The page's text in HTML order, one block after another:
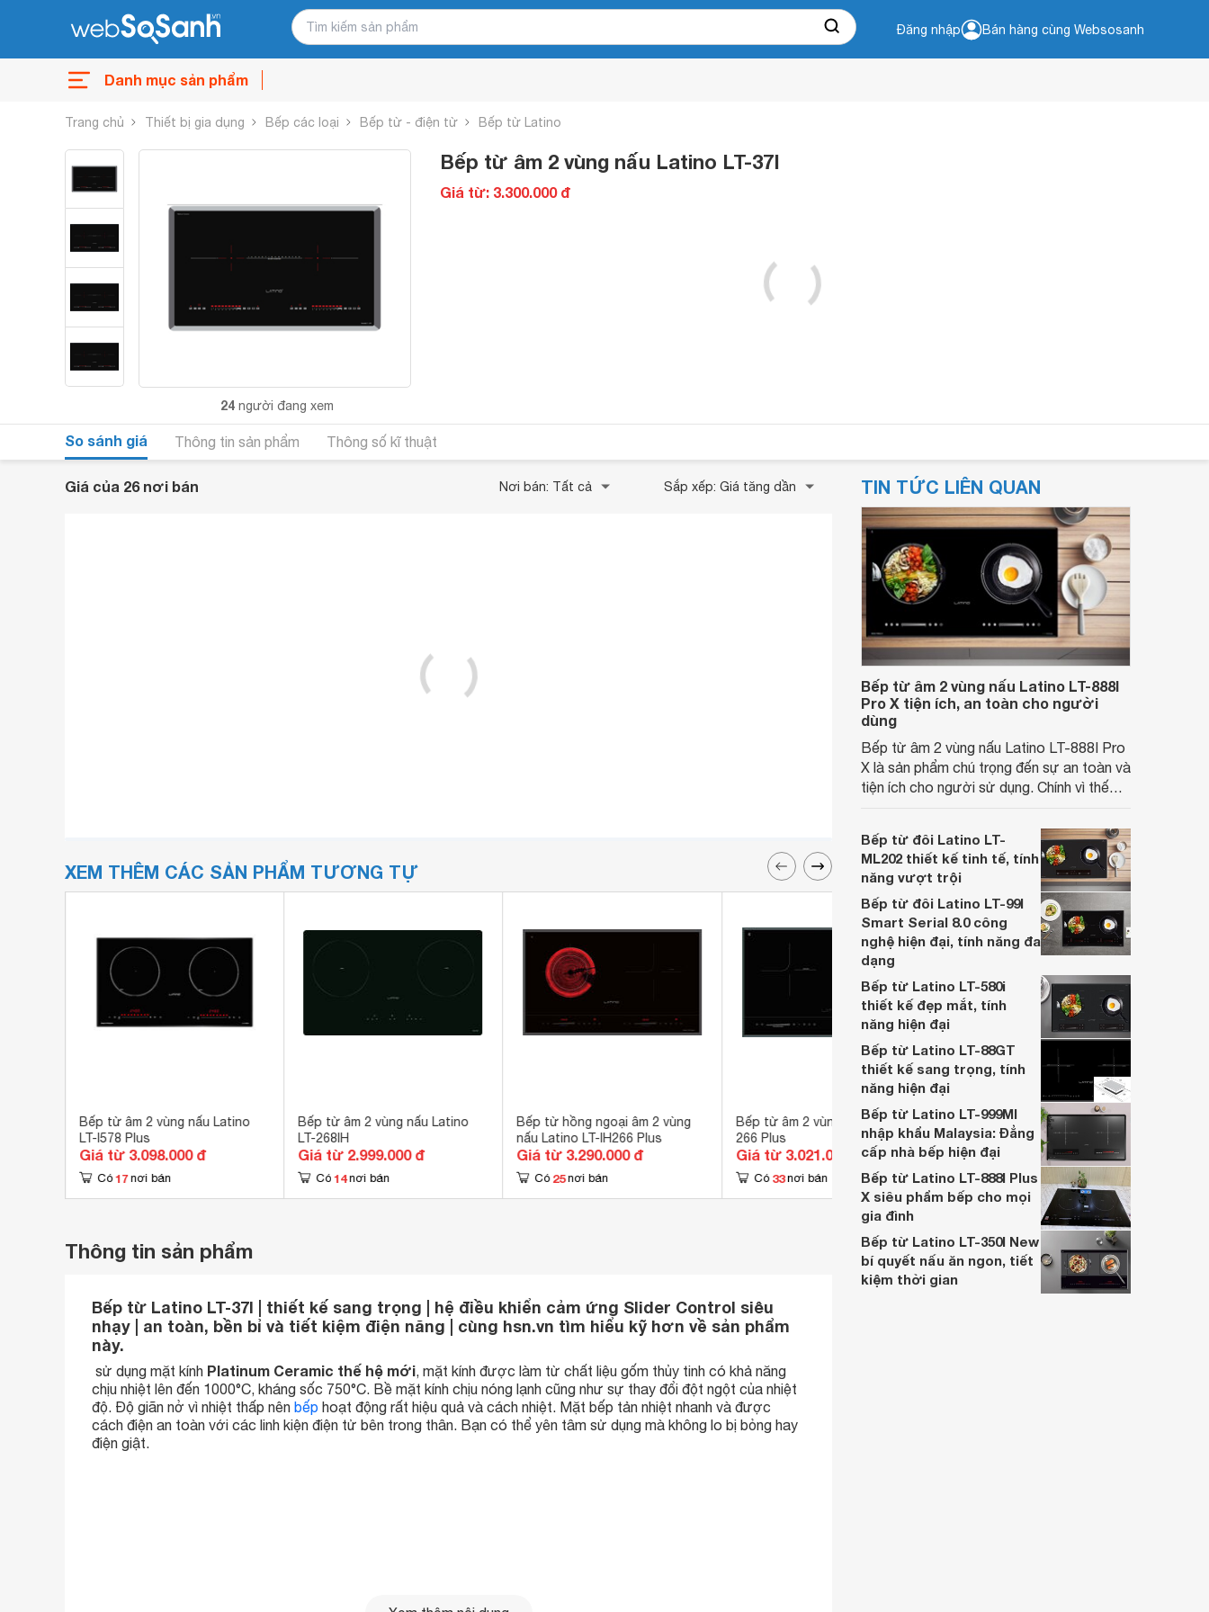
Đăng nhập Bán hàng cùng Websosanh
Danh mục sản phẩm
Trang chủ Thiết bị gia dụng Bếp các loại Bếp từ - điện từ Bếp từ Latino
24 người đang xem
Bếp từ âm 2 vùng nấu Latino LT-37I
Giá từ: 3.300.000 đ
So sánh giá Thông tin sản phẩm Thông số kĩ thuật
Giá của 26 nơi bán Nơi bán: Tất cả Sắp xếp: Giá tăng dần
XEM THÊM CÁC SẢN PHẨM TƯƠNG TỰ
Bếp từ âm 2 vùng nấu Latino
LT-I578 Plus
Giá từ 3.098.000 đ
Có 17 nơi bán
Bếp từ âm 2 vùng nấu Latino
LT-268IH
Giá từ 2.999.000 đ
Có 14 nơi bán
Bếp từ hồng ngoại âm 2 vùng
nấu Latino LT-IH266 Plus
Giá từ 3.290.000 đ
Có 25 nơi bán
Bếp từ âm 2 vùng nấu Latino I
266 Plus
Giá từ 3.021.000 đ
Có 33 nơi bán
Bếp từ đôi Latino LT-H225N
Giá từ 3.050.000 đ
Có 15 nơi bán
Thông tin sản phẩm
Bếp từ Latino LT-37I | thiết kế sang trọng | hệ điều khiển cảm ứng Slider Control siêu
nhạy | an toàn, bền bỉ và tiết kiệm điện năng | cùng hsn.vn tìm hiểu kỹ hơn về sản phẩm
này.
sử dụng mặt kính Platinum Ceramic thế hệ mới, mặt kính được làm từ chất liệu gốm thủy tinh có khả năng
chịu nhiệt lên đến 1000°C, kháng sốc 750°C. Bề mặt kính chịu nóng lạnh cũng như sự thay đổi đột ngột của nhiệt
độ. Độ giãn nở vì nhiệt thấp nên bếp hoạt động rất hiệu quả và cách nhiệt. Mặt bếp tản nhiệt nhanh và được
cách điện an toàn với các linh kiện điện tử bên trong thân. Bạn có thể yên tâm sử dụng mà không lo bị bỏng hay
điện giật.
TIN TỨC LIÊN QUAN
Bếp từ âm 2 vùng nấu Latino LT-888I
Pro X tiện ích, an toàn cho người
dùng
Bếp từ âm 2 vùng nấu Latino LT-888I Pro
X là sản phẩm chú trọng đến sự an toàn và
tiện ích cho người sử dụng. Chính vì thế
người sử dụng yêu thích. Cùng
Websosanh.vn đi đánh giá chi tiết sản
phẩm này nhé.
Bếp từ đôi Latino LT-
ML202 thiết kế tinh tế, tính
năng vượt trội
Bếp từ đôi Latino LT-99I
Smart Serial 8.0 công
nghệ hiện đại, tính năng đa
dạng
Bếp từ Latino LT-580i
thiết kế đẹp mắt, tính
năng hiện đại
Bếp từ Latino LT-88GT
thiết kế sang trọng, tính
năng hiện đại
Bếp từ Latino LT-999MI
nhập khẩu Malaysia: Đẳng
cấp nhà bếp hiện đại
Bếp từ Latino LT-888I Plus
X siêu phẩm bếp cho mọi
gia đình
Bếp từ Latino LT-350I New
bí quyết nấu ăn ngon, tiết
kiệm thời gian